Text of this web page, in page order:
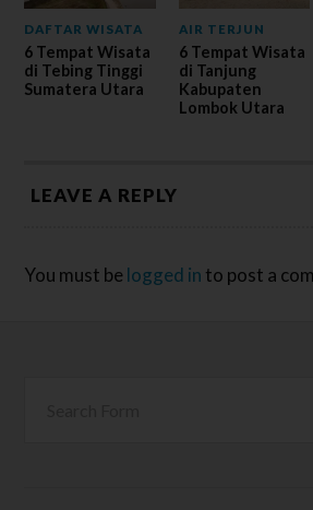
DAFTAR WISATA
6 Tempat Wisata
di Tebing Tinggi
Sumatera Utara
AIR TERJUN
6 Tempat Wisata
di Tanjung
Kabupaten
Lombok Utara
LEAVE A REPLY
You must be logged in to post a